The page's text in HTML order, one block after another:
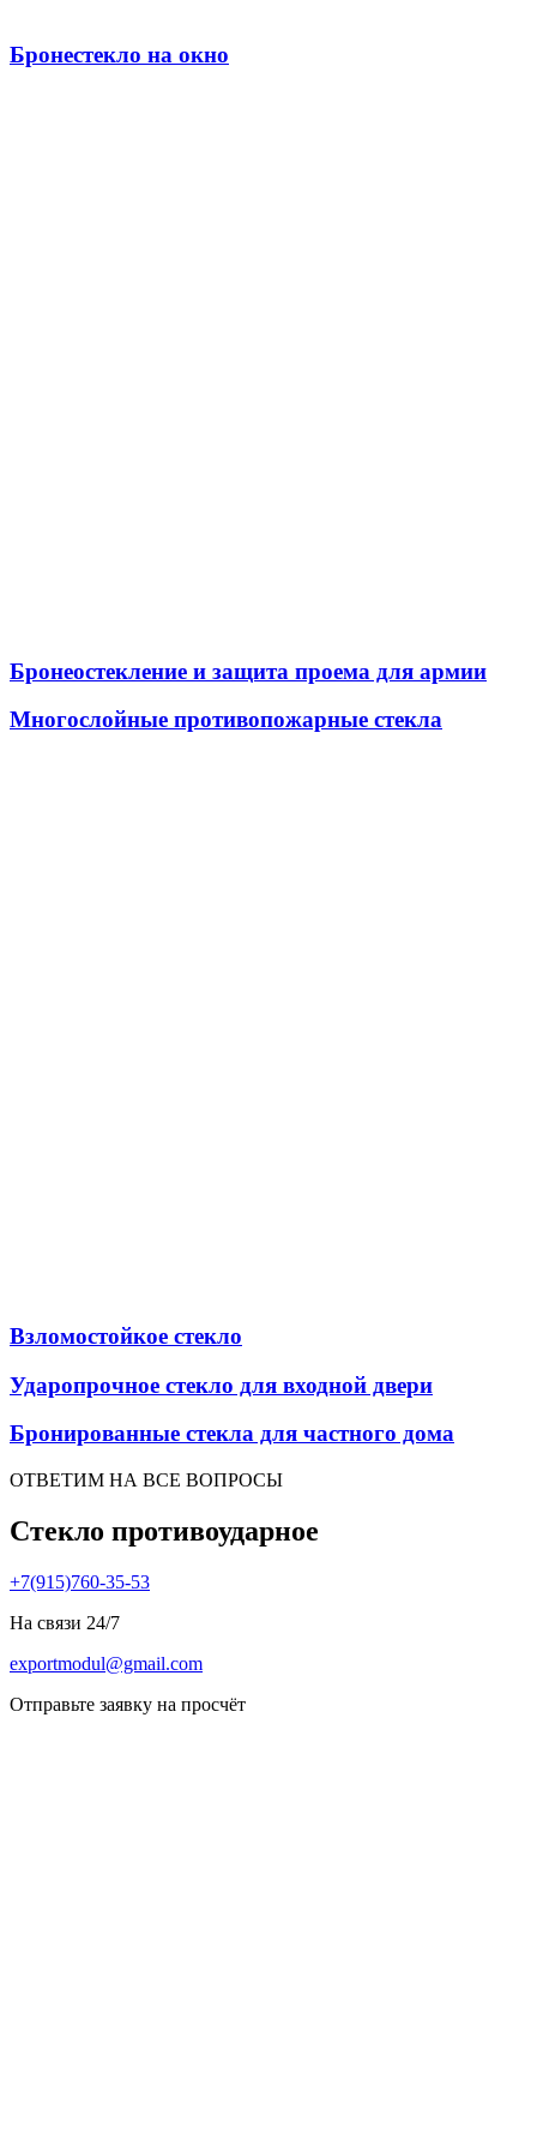
Бронестекло на окно
Бронеостекление и защита проема для армии
Многослойные противопожарные стекла
Взломостойкое стекло
Ударопрочное стекло для входной двери
Бронированные стекла для частного дома
ОТВЕТИМ НА ВСЕ ВОПРОСЫ
Стекло противоударное
+7(915)760-35-53
На связи 24/7
exportmodul@gmail.com
Отправьте заявку на просчёт